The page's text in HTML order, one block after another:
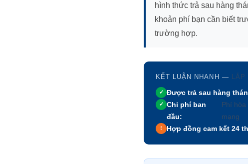
hình thức trả sau hàng
khoản phí bạn cần biết
trường hợp.
KẾT LUẬN NHANH —
✓ Được trả sau hàng
✓ Chi phí ban
đầu:
Phí hòa
mạng
! Hợp đồng cam kết 24